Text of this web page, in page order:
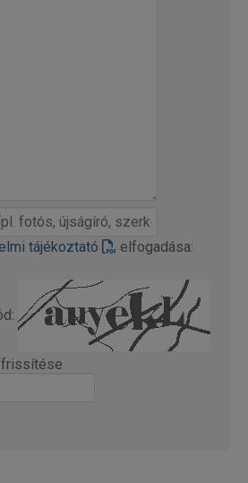
tájékoztató
elfogadása: